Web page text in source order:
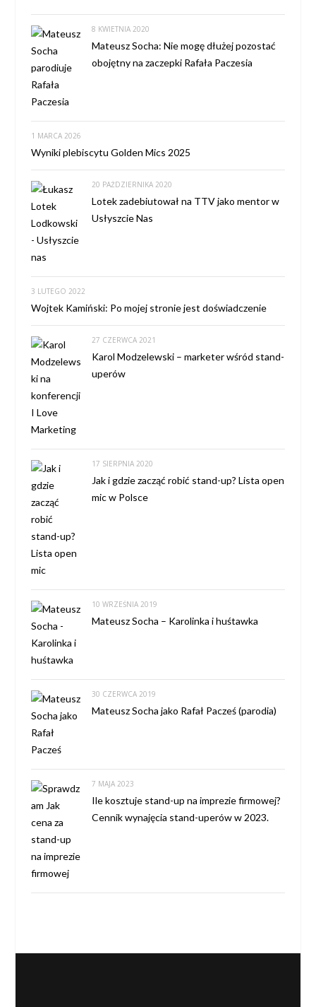
8 KWIETNIA 2020
Mateusz Socha: Nie mogę dłużej pozostać
obojętny na zaczepki Rafała Paczesia
1 MARCA 2026
Wyniki plebiscytu Golden Mics 2025
20 PAŹDZIERNIKA 2020
Lotek zadebiutował na TTV jako mentor w
Usłyszcie Nas
3 LUTEGO 2022
Wojtek Kamiński: Po mojej stronie jest doświadczenie
27 CZERWCA 2021
Karol Modzelewski – marketer wśród stand-
uperów
17 SIERPNIA 2020
Jak i gdzie zacząć robić stand-up? Lista open
mic w Polsce
10 WRZEŚNIA 2019
Mateusz Socha – Karolinka i huśtawka
30 CZERWCA 2019
Mateusz Socha jako Rafał Pacześ (parodia)
7 MAJA 2023
Ile kosztuje stand-up na imprezie firmowej?
Cennik wynajęcia stand-uperów w 2023.